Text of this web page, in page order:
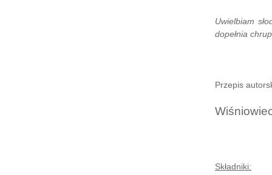
Uwielbiam
dopełnia
Przepis
Składniki: